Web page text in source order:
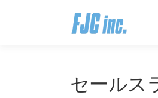
ン
セールス